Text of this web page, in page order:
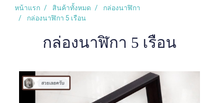
หน้าแรก สินค้าทั้งหมด
กล่องนาฬิกา
กล่องนาฬิกา 5 เรือน
กล่องนาฬิกา 5 เรือน